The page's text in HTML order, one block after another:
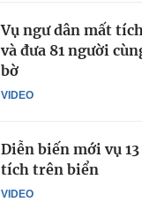
VIDEO
Vụ ngư dân mất
và đưa 81 người
bờ
VIDEO
Diễn biến mới vụ
tích trên biển